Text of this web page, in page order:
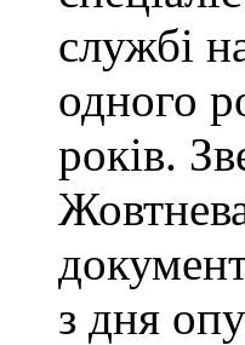
службі
одного
років.
з дня